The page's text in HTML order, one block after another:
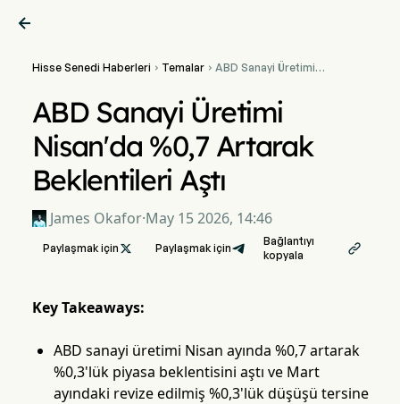

Hisse Senedi Haberleri  Temalar ABD Sanayi Üretimi
ABD Sanayi Üretimi
Nisan'da %0,7 Artarak
Beklentileri Aştı
James Okafor·May 15 2026, 14:46
Paylaşmak için  Paylaşmak için
Bağlantıyı
kopyala

Key Takeaways:
ABD sanayi üretimi Nisan ayında %0,7 artarak
%0,3'lük piyasa beklentisini aştı ve Mart
ayındaki revize edilmiş %0,3'lük düşüşü tersine